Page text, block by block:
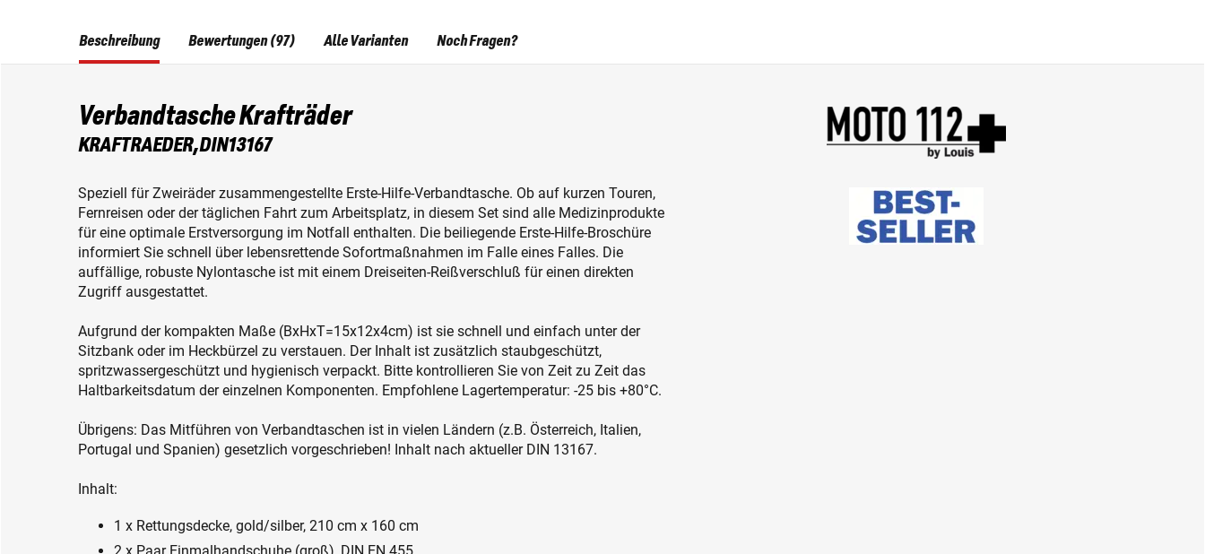
Beschreibung
Verbandtasche Krafträder
KRAFTRAEDER,DIN13167
Speziell für Zweiräder zusammengestellte Erste-Hilfe-Verbandtasche. Ob auf kurzen Touren,
Fernreisen oder der täglichen Fahrt zum Arbeitsplatz, in diesem Set sind alle Medizinprodukte
für eine optimale Erstversorgung im Notfall enthalten. Die beiliegende Erste-Hilfe-Broschüre
informiert Sie schnell über lebensrettende Sofortmaßnahmen im Falle eines Falles. Die
auffällige, robuste Nylontasche ist mit einem Dreiseiten-Reißverschluß für einen direkten
Zugriff ausgestattet.
Aufgrund der kompakten Maße (BxHxT=15x12x4cm) ist sie schnell und einfach unter der
Sitzbank oder im Heckbürzel zu verstauen. Der Inhalt ist zusätzlich staubgeschützt,
spritzwassergeschützt und hygienisch verpackt. Bitte kontrollieren Sie von Zeit zu Zeit das
Haltbarkeitsdatum der einzelnen Komponenten. Empfohlene Lagertemperatur: -25 bis +80°C.
Übrigens: Das Mitführen von Verbandtaschen ist in vielen Ländern (z.B. Österreich, Italien,
Portugal und Spanien) gesetzlich vorgeschrieben! Inhalt nach aktueller DIN 13167.
Inhalt:
1 x Rettungsdecke, gold/silber, 210 cm x 160 cm
2 x Paar Einmalhandschuhe (groß), DIN EN 455
Bewertungen (97) Alle Varianten Noch Fragen?